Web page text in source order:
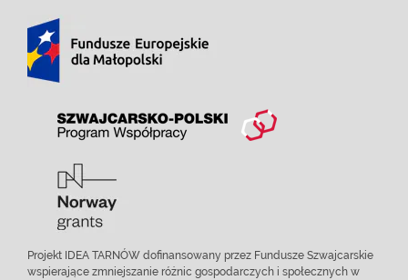
Projekt IDEA TARNÓW dofinansowany przez Fundusze Szwajcarskie
wspierające zmniejszanie różnic gospodarczych i społecznych w